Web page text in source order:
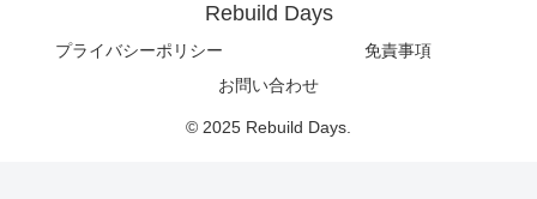
Rebuild Days
プライバシーポリシー
免責事項
お問い合わせ
© 2025 Rebuild Days.